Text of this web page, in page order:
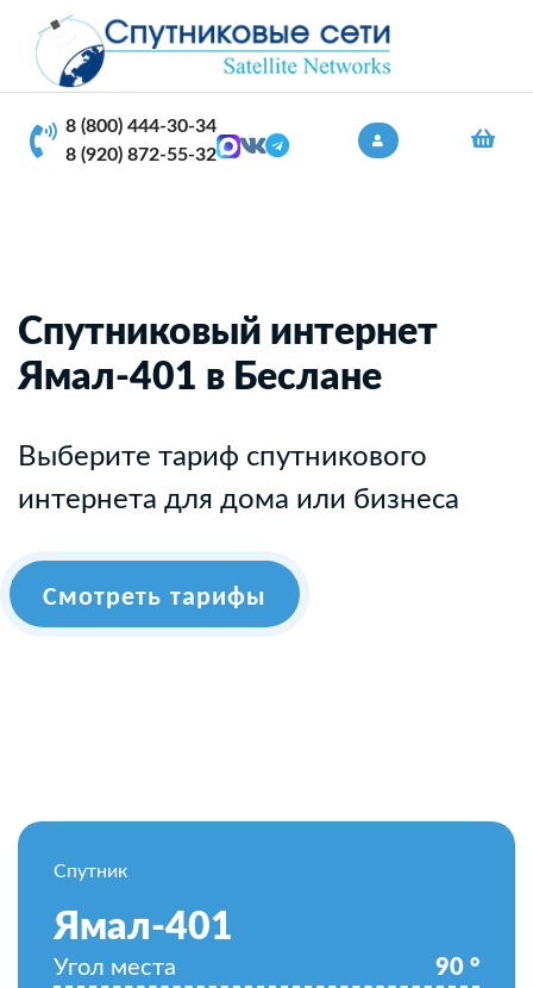
8 (800) 444-30-34
8 (920) 872-55-32
Спутниковый интернет
Ямал-401 в Беслане
Выберите тариф спутникового
интернета для дома или бизнеса
Смотреть тарифы
Спутник
Ямал-401
Угол места 90 °